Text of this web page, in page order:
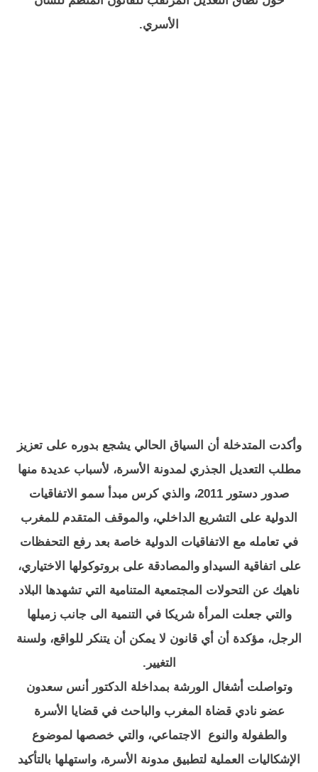
الأسري.
وأكدت المتدخلة أن السياق الحالي يشجع بدوره على تعزيز
مطلب التعديل الجذري لمدونة الأسرة، لأسباب عديدة منها
صدور دستور 2011، والذي كرس مبدأ سمو الاتفاقيات
الدولية على التشريع الداخلي، والموقف المتقدم للمغرب
في تعامله مع الاتفاقيات الدولية خاصة بعد رفع التحفظات
على اتفاقية السيداو والمصادقة على بروتوكولها الاختياري،
ناهيك عن التحولات المجتمعية المتنامية التي تشهدها البلاد
والتي جعلت المرأة شريكا في التنمية الى جانب زميلها
الرجل، مؤكدة أن أي قانون لا يمكن أن يتنكر للواقع، ولسنة
التغيير.
وتواصلت أشغال الورشة بمداخلة الدكتور أنس سعدون
عضو نادي قضاة المغرب والباحث في قضايا الأسرة
والطفولة والنوع الاجتماعي، والتي خصصها لموضوع
الإشكاليات العملية لتطبيق مدونة الأسرة، واستهلها بالتأكيد